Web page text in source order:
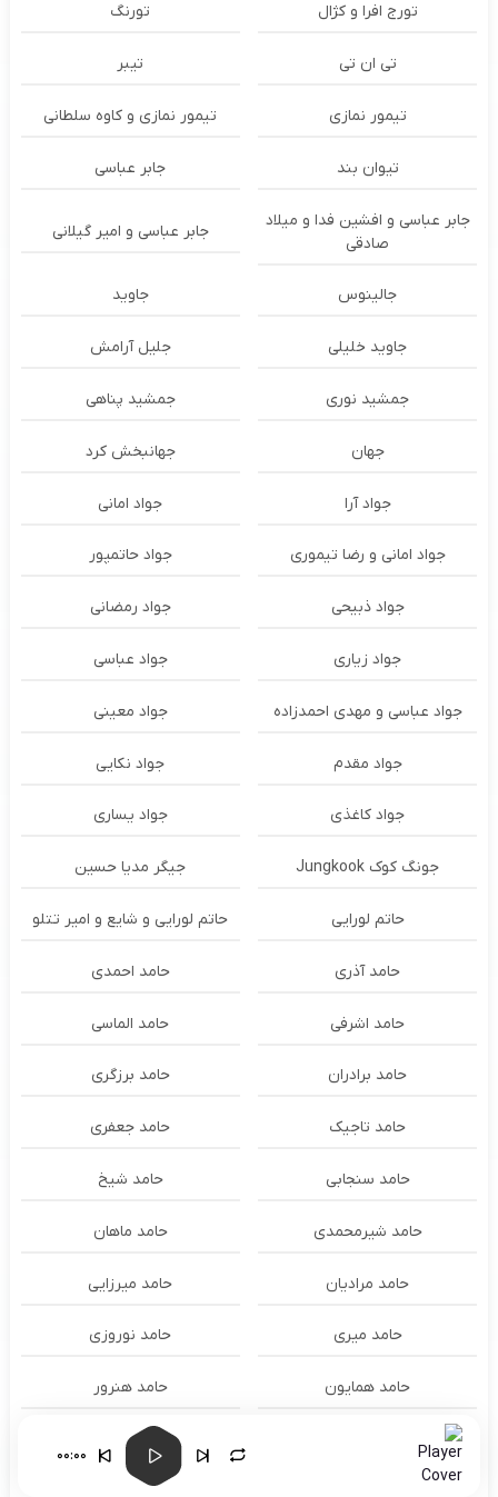
تورج افرا و کژال تورنگ
تی ان تی تیبر
تیمور نمازی تیمور نمازی و کاوه سلطانی
تیوان بند جابر عباسی
جابر عباسی و افشین فدا و میلاد
صادقی
جابر عباسی و امیر گیلانی
جالینوس جاوید
جاوید خلیلی جلیل آرامش
جمشید نوری جمشید پناهی
جهان جهانبخش کرد
جواد آرا جواد امانی
جواد امانی و رضا تیموری جواد حاتمپور
جواد ذبیحی جواد رمضانی
جواد زیاری جواد عباسی
جواد عباسی و مهدی احمدزاده جواد معینی
جواد مقدم جواد نکایی
جواد کاغذی جواد یساری
جونگ کوک Jungkook جیگر مدیا حسین
حاتم لورایی حاتم لورایی و شایع و امیر تتلو
حامد آذری حامد احمدی
حامد اشرفی حامد الماسی
حامد برادران حامد برزگری
حامد تاجیک حامد جعفری
حامد سنجابی حامد شیخ
حامد شیرمحمدی حامد ماهان
حامد مرادیان حامد میرزایی
حامد میری حامد نوروزی
حامد همایون حامد هنرور
حامد یوسفی
حامیم
00:00